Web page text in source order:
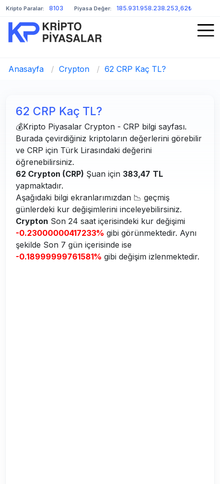
Kripto Paralar: 8103 Piyasa Değer: 185.931.958.238.253,62₺
Anasayfa / Crypton / 62 CRP Kaç TL?
62 CRP Kaç TL?
💰Kripto Piyasalar Crypton - CRP bilgi sayfası.
Burada çevirdiğiniz kriptoların değerlerini görebilir
ve CRP için Türk Lirasındaki değerini
öğrenebilirsiniz.
62 Crypton (CRP) Şuan için 383,47 TL
yapmaktadır.
Aşağıdaki bilgi ekranlarımızdan 📉 geçmiş
günlerdeki kur değişimlerini inceleyebilirsiniz.
Crypton Son 24 saat içerisindeki kur değişimi
-0.23000000417233% gibi görünmektedir. Aynı
şekilde Son 7 gün içerisinde ise
-0.18999999761581% gibi değişim izlenmektedir.